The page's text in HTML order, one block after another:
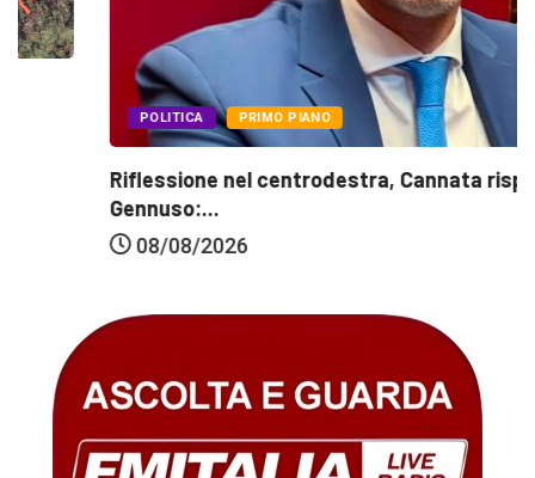
PRIMO PIANO
Riflessione nel centrodestra, Cannata risponde a
Gennuso:...
08/08/2026